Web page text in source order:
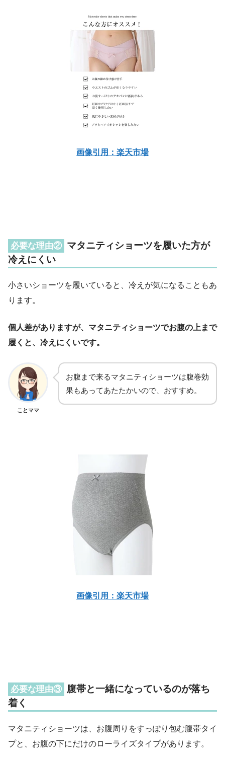
画像引用：楽天市場
必要な理由② マタニティショーツを履いた方が
冷えにくい
小さいショーツを履いていると、冷えが気になることもあ
ります。
個人差がありますが、マタニティショーツでお腹の上まで
履くと、冷えにくいです。
ことママ
お腹まで来るマタニティショーツは腹巻効
果もあってあたたかいので、おすすめ。
画像引用：楽天市場
必要な理由③ 腹帯と一緒になっているのが落ち
着く
マタニティショーツは、お腹周りをすっぽり包む腹帯タイ
プと、お腹の下にだけのローライズタイプがあります。